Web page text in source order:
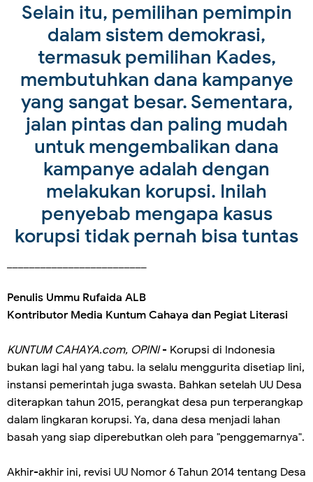
Selain itu, pemilihan pemimpin
dalam sistem demokrasi,
termasuk pemilihan Kades,
membutuhkan dana kampanye
yang sangat besar. Sementara,
jalan pintas dan paling mudah
untuk mengembalikan dana
kampanye adalah dengan
melakukan korupsi. Inilah
penyebab mengapa kasus
korupsi tidak pernah bisa tuntas
Penulis Ummu Rufaida ALB
Kontributor Media Kuntum Cahaya dan Pegiat Literasi
KUNTUM CAHAYA.com, OPINI- Korupsi di Indonesia
bukan lagi hal yang tabu. Ia selalu menggurita disetiap lini,
instansi pemerintah juga swasta. Bahkan setelah UU Desa
diterapkan tahun 2015, perangkat desa pun terperangkap
dalam lingkaran korupsi. Ya, dana desa menjadi lahan
basah yang siap diperebutkan oleh para "penggemarnya".
Akhir-akhir ini, revisi UU Nomor 6 Tahun 2014 tentang Desa